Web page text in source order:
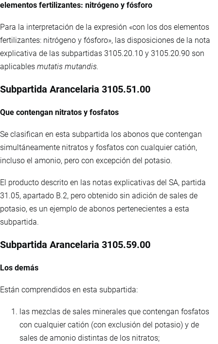
elementos fertilizantes: nitrógeno y fósforo
Para la interpretación de la expresión «con los dos elementos
fertilizantes: nitrógeno y fósforo», las disposiciones de la nota
explicativa de las subpartidas 3105.20.10 y 3105.20.90 son
aplicables mutatis mutandis.
Subpartida Arancelaria 3105.51.00
Que contengan nitratos y fosfatos
Se clasifican en esta subpartida los abonos que contengan
simultáneamente nitratos y fosfatos con cualquier catión,
incluso el amonio, pero con excepción del potasio.
El producto descrito en las notas explicativas del SA, partida
31.05, apartado B.2, pero obtenido sin adición de sales de
potasio, es un ejemplo de abonos pertenecientes a esta
subpartida.
Subpartida Arancelaria 3105.59.00
Los demás
Están comprendidos en esta subpartida:
las mezclas de sales minerales que contengan fosfatos
con cualquier catión (con exclusión del potasio) y de
sales de amonio distintas de los nitratos;